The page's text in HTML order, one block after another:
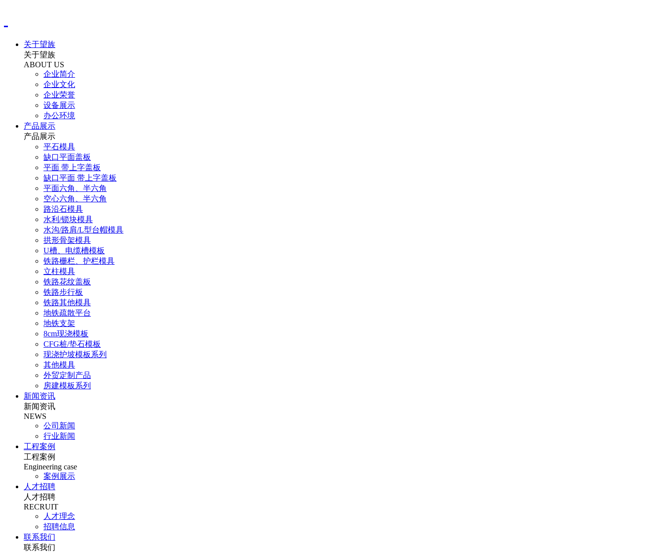
关于望族
关于望族
ABOUT US
企业简介
企业文化
企业荣誉
设备展示
办公环境
产品展示
产品展示
平石模具
缺口平面盖板
平面 带上字盖板
缺口平面 带上字盖板
平面六角、半六角
空心六角、半六角
路沿石模具
水利/锁块模具
水沟/路肩/L型台帽模具
拱形骨架模具
U槽、电缆槽模板
铁路栅栏、护栏模具
立柱模具
铁路花纹盖板
铁路步行板
铁路其他模具
地铁疏散平台
地铁支架
8cm现浇模板
CFG桩/垫石模板
现浇护坡模板系列
其他模具
外贸定制产品
房建模板系列
新闻资讯
新闻资讯
NEWS
公司新闻
行业新闻
工程案例
工程案例
Engineering case
案例展示
人才招聘
人才招聘
RECRUIT
人才理念
招聘信息
联系我们
联系我们